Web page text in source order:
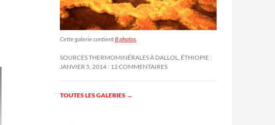
Cette galerie contient8 photos
SOURCES THERMOMINÉRALES À DALLOL, ÉTHIOPIE
JANVIER 5, 2014 12 COMMENTAIRES
TOUTES LES GALERIES →